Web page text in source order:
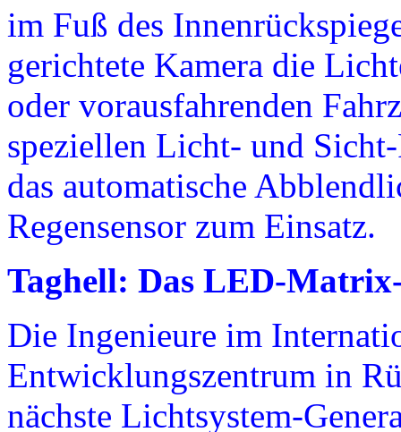
im Fuß des
gerichtete Kamera die
oder vorausfahrenden
speziellen Licht- und
das automatische
Regensensor zum Einsatz.
Taghell: Das LED-
Die Ingenieure im
Entwicklungszentrum in
nächste Lichtsystem-